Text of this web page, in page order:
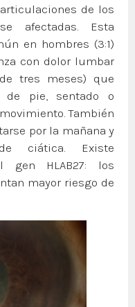
de los
afectadas. Esta
en hombres (3:1)
con dolor lumbar
tres meses) que
de pie, sentado o
También
por la mañana y
ciática. Existe
gen HLAB27: los
mayor riesgo de